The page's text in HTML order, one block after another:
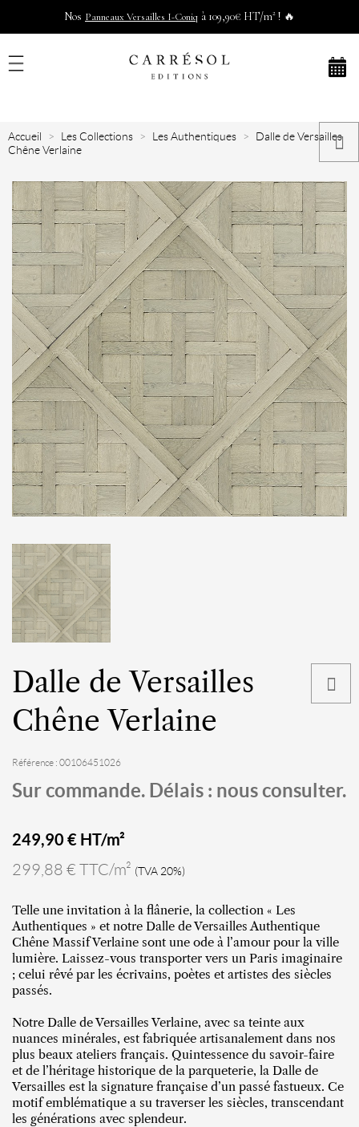
Nos Panneaux Versailles I-Coniq à 109,90€ HT/m² ! 🔥
Accueil Les Collections Les Authentiques
Dalle de Versailles
Chêne Verlaine
Dalle de Versailles
Chêne Verlaine
Référence : 00106451026
Sur commande. Délais : nous consulter.
249,90 € HT/m²
299,88 € TTC/m² (TVA 20%)
Telle une invitation à la flânerie, la collection « Les
Authentiques » et notre Dalle de Versailles Authentique
Chêne Massif Verlaine sont une ode à l’amour pour la ville
lumière. Laissez-vous transporter vers un Paris imaginaire
; celui rêvé par les écrivains, poètes et artistes des siècles
passés.
Notre Dalle de Versailles Verlaine, avec sa teinte aux
nuances minérales, est fabriquée artisanalement dans nos
plus beaux ateliers français. Quintessence du savoir-faire
et de l’héritage historique de la parqueterie, la Dalle de
Versailles est la signature française d’un passé fastueux. Ce
motif emblématique a su traverser les siècles, transcendant
les générations avec splendeur.